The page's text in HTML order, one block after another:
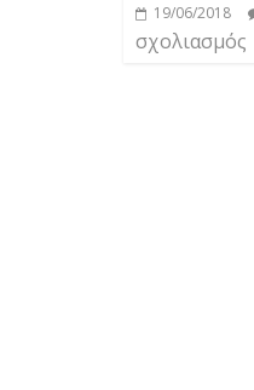
19/06/2018
σχολιασμός